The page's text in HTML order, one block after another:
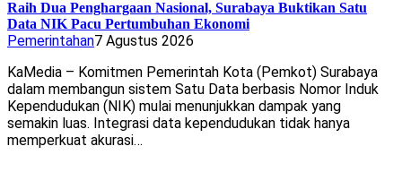
Raih Dua Penghargaan Nasional, Surabaya Buktikan Satu
Data NIK Pacu Pertumbuhan Ekonomi
Pemerintahan7 Agustus 2026
KaMedia – Komitmen Pemerintah Kota (Pemkot) Surabaya
dalam membangun sistem Satu Data berbasis Nomor Induk
Kependudukan (NIK) mulai menunjukkan dampak yang
semakin luas. Integrasi data kependudukan tidak hanya
memperkuat akurasi…